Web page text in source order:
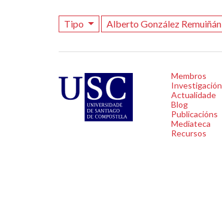
Tipo Alberto González Remuiñán
Membros
Investigación
Actualidade
Blog
Publicacións
Mediateca
Recursos